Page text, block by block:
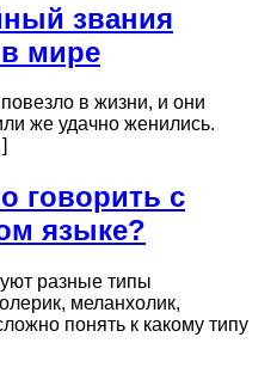
звания
мире
в жизни, и они
же удачно женились.
говорить с
языке?
разные типы
меланхолик,
понять к какому типу